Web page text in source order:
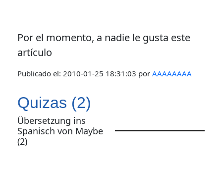
Por el momento, a nadie le gusta este
artículo
Publicado el: 2010-01-25 18:31:03 por AAAAAAAA
Quizas (2)
Übersetzung ins
Spanisch von Maybe
(2)